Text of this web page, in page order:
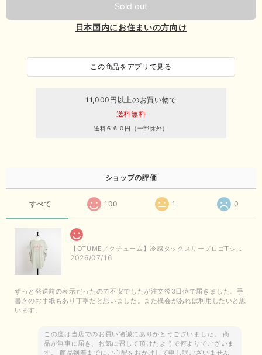
Sold out
日本国内にお住まいの方向け
この商品をアプリで見る
11,000円以上のお買い物で
送料無料
送料６６０円（一部除外）
ショップの評価
すべて 100 1 0
【QTUME／クチューム】冷感タックスリーブロゴTシャツ（ライトグレー）
2026/07/16
ずっと発送前の表示だったので不安でしたが注文後3日位で届きました。手
書きのお手紙もあり丁寧だと思いました。また機会があれば利用したいと思
います。
この度は当店でのお買い物誠にありがとうございました。 商
品が無事に届き、お気に召して頂けたようで何よりでございま
す。 商品到着までにご心配をおかけして申し訳ございません